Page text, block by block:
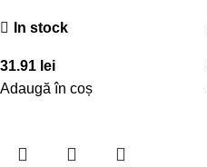
In stock
31.91 lei
Adaugă în coș